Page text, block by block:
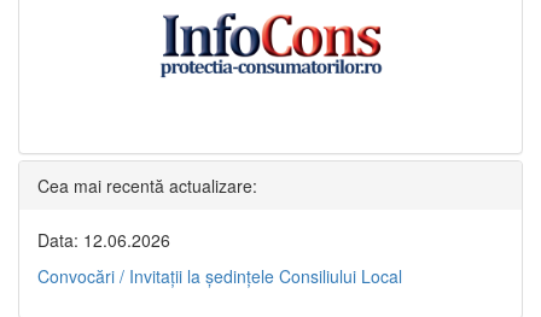
Cea mai recentă actualizare:
Data: 12.06.2026
Convocări / Invitaţii la şedinţele Consiliului Local